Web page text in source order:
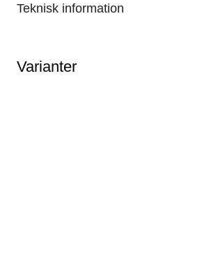
Teknisk information
Varianter